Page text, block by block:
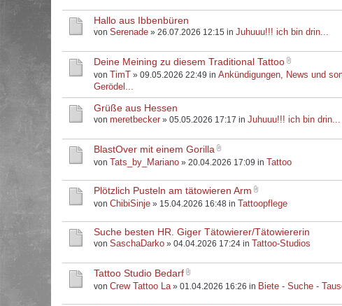
Hallo aus Ibbenbüren
von Serenade » 26.07.2026 12:15 in Juhuuu!!! ich bin drin...
Deine Meining zu diesem Traditional Tattoo
von TimT » 09.05.2026 22:49 in Ankündigungen, News und
Gerödel...
Grüße aus Hessen
von meretbecker » 05.05.2026 17:17 in Juhuuu!!! ich bin drin...
BlastOver mit einem Gorilla
von Tats_by_Mariano » 20.04.2026 17:09 in Tattoo
Plötzlich Pusteln am tätowieren Arm
von ChibiSinje » 15.04.2026 16:48 in Tattoopflege
Suche besten HR. Giger Tätowierer/Tätowiererin
von SaschaDarko » 04.04.2026 17:24 in Tattoo-Studios
Tattoo Studio Bedarf
von Crew Tattoo La» 01.04.2026 16:26 in Biete - Suche -